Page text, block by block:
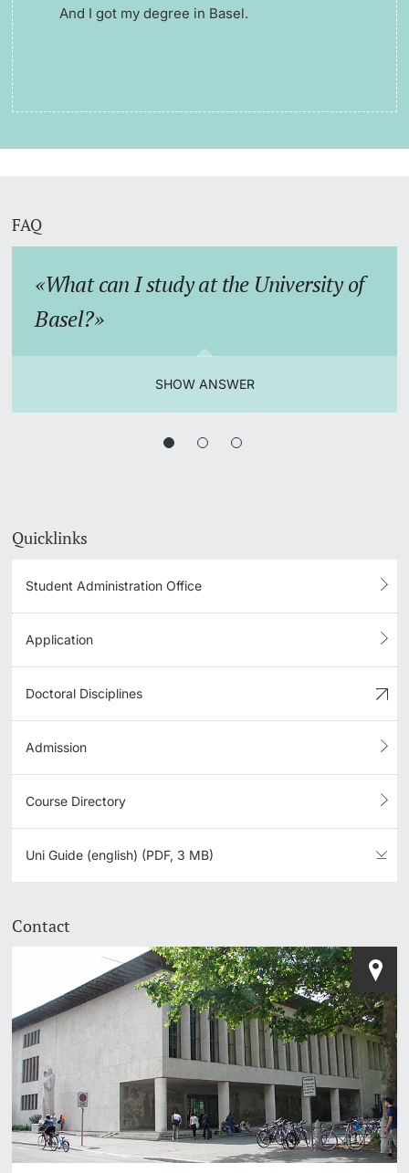
And I got my degree in Basel.
FAQ
What can I study at the University of
Basel?
SHOW ANSWER
Quicklinks
Student Administration Office
Application
Doctoral Disciplines
Admission
Course Directory
Uni Guide (english) (PDF, 3 MB)
Contact